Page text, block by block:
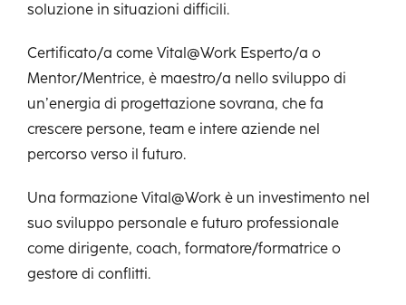
soluzione in situazioni difficili.
Certificato/a come Vital@Work Esperto/a o
Mentor/Mentrice, è maestro/a nello sviluppo di
un’energia di progettazione sovrana, che fa
crescere persone, team e intere aziende nel
percorso verso il futuro.
Una formazione Vital@Work è un investimento nel
suo sviluppo personale e futuro professionale
come dirigente, coach, formatore/formatrice o
gestore di conflitti.